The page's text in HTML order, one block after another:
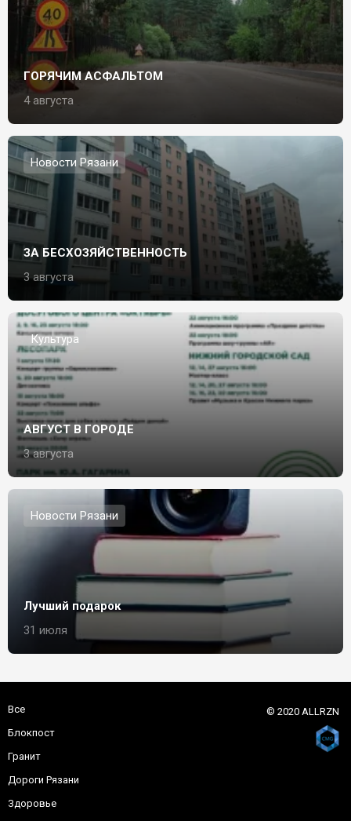
ГОРЯЧИМ АСФАЛЬТОМ
4 августа
Новости Рязани
ЗА БЕСХОЗЯЙСТВЕННОСТЬ
3 августа
Культура
АВГУСТ В ГОРОДЕ
3 августа
Новости Рязани
Лучший подарок
31 июля
Все
Блокпост
Гранит
Дороги Рязани
Здоровье
© 2020 ALLRZN